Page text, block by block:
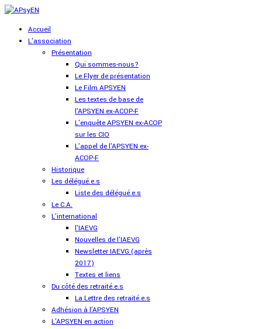
Accueil
L'association
Présentation
Qui sommes-nous?
Le Flyer de présentation
Le Film APSYEN
Les textes de base de
l'APSYEN ex-ACOP-F
L'enquête APSYEN ex-ACOP
sur les CIO
L'appel de l'APSYEN ex-
ACOP-F
Historique
Les délégué.e.s
Liste des délégué.e.s
Le C.A.
L'international
l'IAEVG
Nouvelles de l'IAEVG
Newsletter IAEVG (après
2017)
Textes et liens
Du côté des retraité.e.s
La Lettre des retraité.e.s
Adhésion à l'APSYEN
L'APSYEN en action